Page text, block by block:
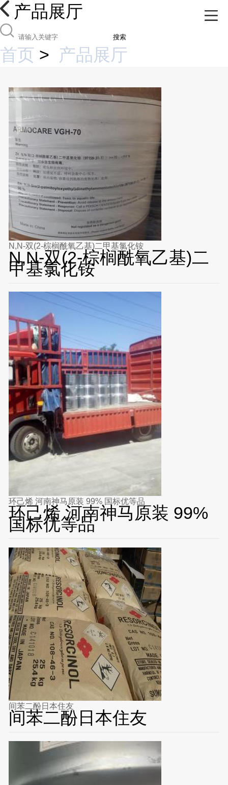
产品展厅
搜索
首页 > 产品展厅
N,N-双(2-棕榈酰氧乙基)二甲基氯化铵
N,N-双(2-棕榈酰氧乙基)二
甲基氯化铵
环己烯 河南神马原装 99% 国标优等品
环己烯 河南神马原装 99%
国标优等品
间苯二酚日本住友
间苯二酚日本住友